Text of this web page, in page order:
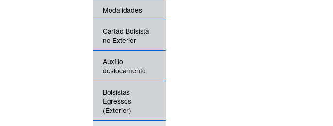
Modalidades
Cartão Bolsista
no Exterior
Auxílio
deslocamento
Bolsistas
Egressos
(Exterior)